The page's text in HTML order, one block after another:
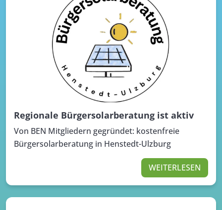
Regionale Bürgersolarberatung ist aktiv
Von BEN Mitgliedern gegründet: kostenfreie
Bürgersolarberatung in Henstedt-Ulzburg
WEITERLESEN